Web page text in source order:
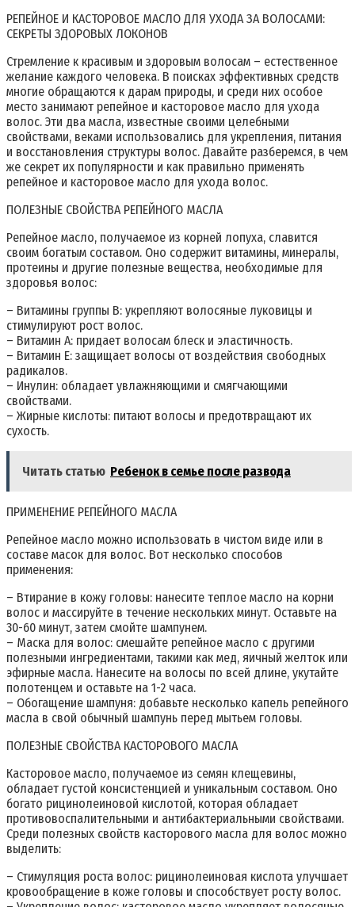
РЕПЕЙНОЕ И КАСТОРОВОЕ МАСЛО ДЛЯ УХОДА ЗА ВОЛОСАМИ:
СЕКРЕТЫ ЗДОРОВЫХ ЛОКОНОВ
Стремление к красивым и здоровым волосам – естественное
желание каждого человека. В поисках эффективных средств
многие обращаются к дарам природы, и среди них особое
место занимают репейное и касторовое масло для ухода
волос. Эти два масла, известные своими целебными
свойствами, веками использовались для укрепления, питания
и восстановления структуры волос. Давайте разберемся, в чем
же секрет их популярности и как правильно применять
репейное и касторовое масло для ухода волос.
ПОЛЕЗНЫЕ СВОЙСТВА РЕПЕЙНОГО МАСЛА
Репейное масло, получаемое из корней лопуха, славится
своим богатым составом. Оно содержит витамины, минералы,
протеины и другие полезные вещества, необходимые для
здоровья волос:
– Витамины группы B: укрепляют волосяные луковицы и
стимулируют рост волос.
– Витамин A: придает волосам блеск и эластичность.
– Витамин E: защищает волосы от воздействия свободных
радикалов.
– Инулин: обладает увлажняющими и смягчающими
свойствами.
– Жирные кислоты: питают волосы и предотвращают их
сухость.
Читать статью Ребенок в семье после развода
ПРИМЕНЕНИЕ РЕПЕЙНОГО МАСЛА
Репейное масло можно использовать в чистом виде или в
составе масок для волос. Вот несколько способов
применения:
– Втирание в кожу головы: нанесите теплое масло на корни
волос и массируйте в течение нескольких минут. Оставьте на
30-60 минут, затем смойте шампунем.
– Маска для волос: смешайте репейное масло с другими
полезными ингредиентами, такими как мед, яичный желток или
эфирные масла. Нанесите на волосы по всей длине, укутайте
полотенцем и оставьте на 1-2 часа.
– Обогащение шампуня: добавьте несколько капель репейного
масла в свой обычный шампунь перед мытьем головы.
ПОЛЕЗНЫЕ СВОЙСТВА КАСТОРОВОГО МАСЛА
Касторовое масло, получаемое из семян клещевины,
обладает густой консистенцией и уникальным составом. Оно
богато рицинолеиновой кислотой, которая обладает
противовоспалительными и антибактериальными свойствами.
Среди полезных свойств касторового масла для волос можно
выделить:
– Стимуляция роста волос: рицинолеиновая кислота улучшает
кровообращение в коже головы и способствует росту волос.